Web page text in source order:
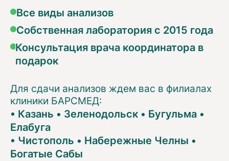
Все виды анализов
Собственная лаборатория с 2015 года
Консультация врача координатора в
подарок
Для сдачи анализов ждем вас в филиалах
клиники БАРСМЕД:
• Казань • Зеленодольск • Бугульма •
Елабуга
• Чистополь • Набережные Челны •
Богатые Сабы